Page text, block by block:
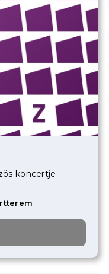
koncertje -